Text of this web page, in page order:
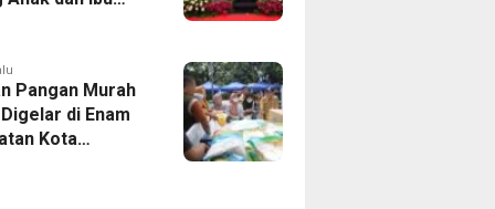
Protein
Pangan Murah
Digelar di Enam
Kota
Catat